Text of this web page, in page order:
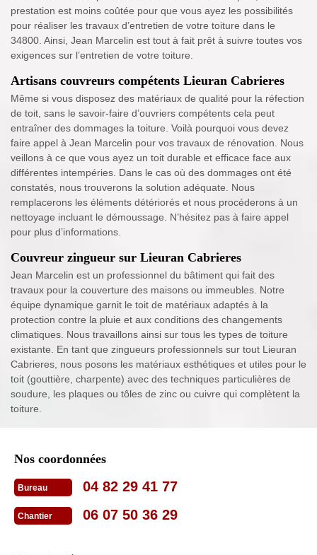
prestation est moins coûtée pour que vous ayez les possibilités
pour réaliser les travaux d’entretien de votre toiture dans le
34800. Ainsi, Jean Marcelin est tout à fait prêt à suivre toutes vos
exigences sur l’entretien de votre toiture.
Artisans couvreurs compétents Lieuran Cabrieres
Même si vous disposez des matériaux de qualité pour la réfection
de toit, sans le savoir-faire d’ouvriers compétents cela peut
entraîner des dommages la toiture. Voilà pourquoi vous devez
faire appel à Jean Marcelin pour vos travaux de rénovation. Nous
veillons à ce que vous ayez un toit durable et efficace face aux
différentes intempéries. Dans le cas où des dommages ont été
constatés, nous trouverons la solution adéquate. Nous
remplacerons les éléments détériorés et nous procéderons à un
nettoyage incluant le démoussage. N’hésitez pas à faire appel
pour plus d’informations.
Couvreur zingueur sur Lieuran Cabrieres
Jean Marcelin est un professionnel du bâtiment qui fait des
travaux pour la couverture des maisons ou immeubles. Notre
équipe dynamique garnit le toit de matériaux adaptés à la
protection contre la pluie et aux conditions des changements
climatiques. Nous travaillons ainsi sur tous les types de toiture
existante. En tant que zingueurs professionnels sur tout Lieuran
Cabrieres, nous posons les matériaux esthétiques et utiles pour le
toit (gouttière, charpente) avec des techniques particulières de
soudure, les plaques ou tôles de zinc ou cuivre qui complètent la
toiture.
Nos coordonnées
Bureau 04 82 29 41 77
Chantier 06 07 50 36 29